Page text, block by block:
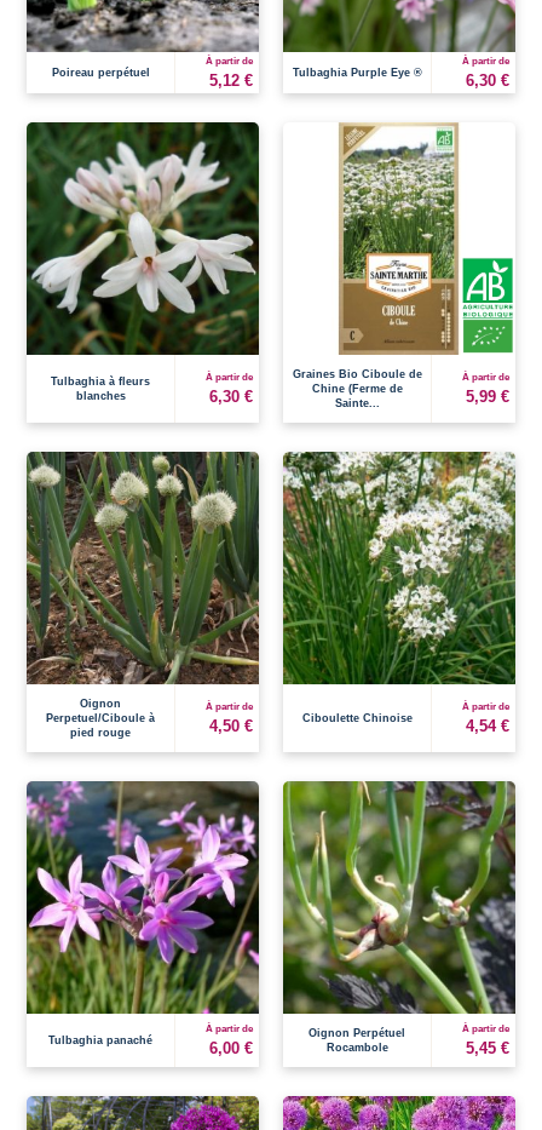
Poireau perpétuel
À partir de
5,12 € Tulbaghia Purple Eye ®
À partir de
6,30 €
Tulbaghia à fleurs
blanches
À partir de
6,30 €
Graines Bio Ciboule de
Chine (Ferme de
Sainte...
À partir de
5,99 €
Oignon
Perpetuel/Ciboule à
pied rouge
À partir de
4,50 € Ciboulette Chinoise
À partir de
4,54 €
Tulbaghia panaché
À partir de
6,00 €
Oignon Perpétuel
Rocambole
À partir de
5,45 €